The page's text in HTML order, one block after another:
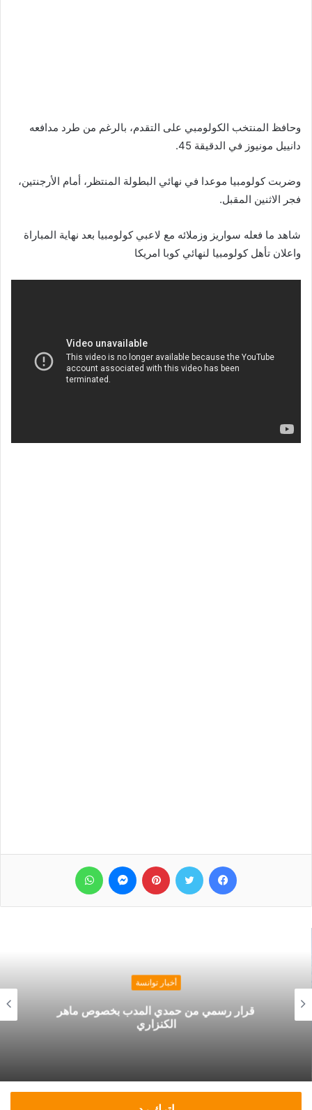
وحافظ المنتخب الكولومبي على التقدم، بالرغم من طرد مدافعه
دانييل مونيوز في الدقيقة 45.
وضربت كولومبيا موعدا في نهائي البطولة المنتظر، أمام الأرجنتين،
فجر الاثنين المقبل.
شاهد ما فعله سواريز وزملائه مع لاعبي كولومبيا بعد نهاية المباراة
واعلان تأهل كولومبيا لنهائي كوبا امريكا
فيسبوك تويتر بينتيريست ماسنجر
أخبار توانسة
قرار رسمي من حمدي المدب بخصوص ماهر
الكنزاري